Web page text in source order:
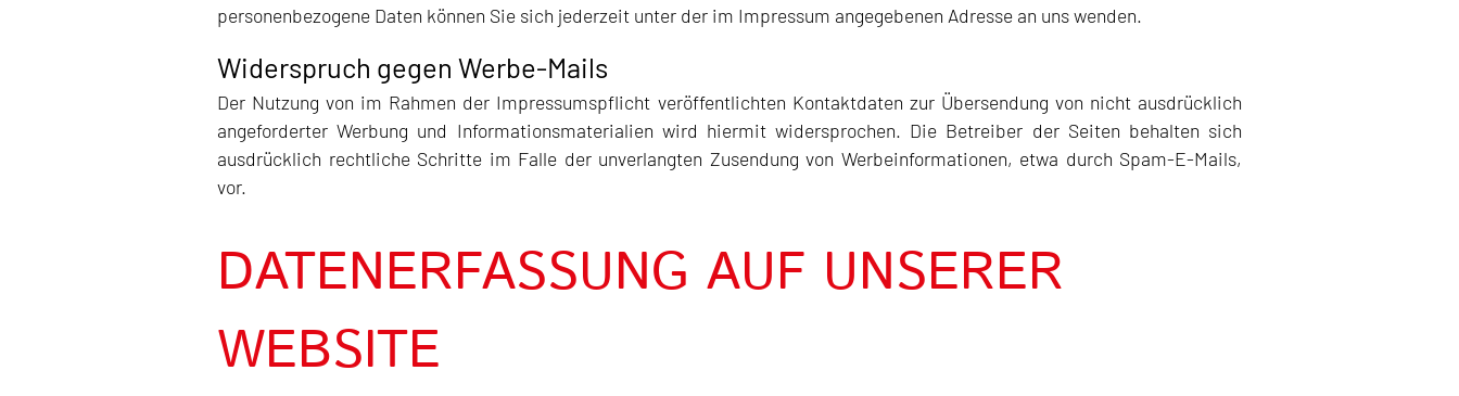
personenbezogene Daten können Sie sich jederzeit unter der im Impressum angegebenen Adresse an uns wenden.
Widerspruch gegen Werbe-Mails
Der Nutzung von im Rahmen der Impressumspflicht veröffentlichten Kontaktdaten zur Übersendung von nicht ausdrücklich
angeforderter Werbung und Informationsmaterialien wird hiermit widersprochen. Die Betreiber der Seiten behalten sich
ausdrücklich rechtliche Schritte im Falle der unverlangten Zusendung von Werbeinformationen, etwa durch Spam-E-Mails,
vor.
DATENERFASSUNG AUF UNSERER
WEBSITE